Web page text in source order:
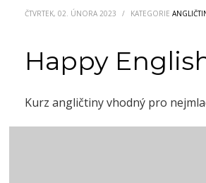
ČTVRTEK, 02. ÚNORA 2023 / KATEGORIE
Happy English
Kurz angličtiny vhodný pro